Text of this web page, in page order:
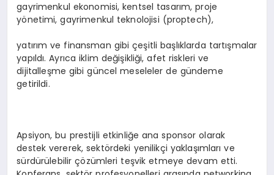
gayrimenkul ekonomisi, kentsel tasarım, proje
yönetimi, gayrimenkul teknolojisi (proptech),
yatırım ve finansman gibi çeşitli başlıklarda tartışmalar
yapıldı. Ayrıca iklim değişikliği, afet riskleri ve
dijitalleşme gibi güncel meseleler de gündeme
getirildi.
Apsiyon, bu prestijli etkinliğe ana sponsor olarak
destek vererek, sektördeki yenilikçi yaklaşımları ve
sürdürülebilir çözümleri teşvik etmeye devam etti.